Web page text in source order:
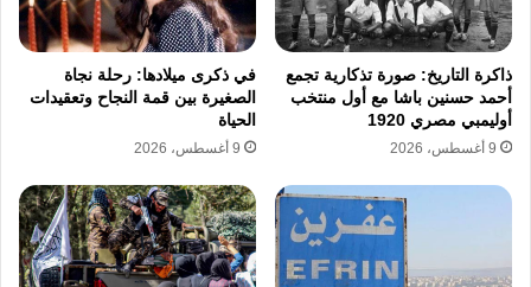
المعارضة الحقيقية من جلسات الاستماع والندوات
والإصدارات والتقارير السنوية.
فشل الاستراتيجية الوطنية وضياع
يؤكد الإعلان عن رغبة المجلس في تعزيز دوره في
متابعة وتقييم تنفيذ الاستراتيجية الوطنية لحقوق
ذاكرة التاريخ: صورة تذكارية تجمع
أحمد حسنين باشا مع أول منتخب
أوليمبي مصري 1920
9 أغسطس، 2026
في ذكرى ميلادها: رحلة نجاة
الصغيرة بين قمة النجاح وتعقيدات
الحياة
9 أغسطس، 2026